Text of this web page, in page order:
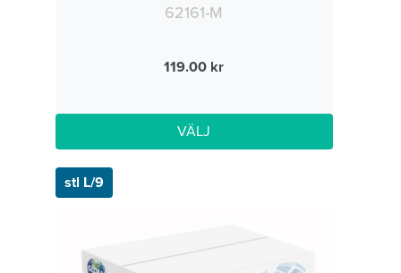
62161-M
119.00
VÄLJ
stl L/9